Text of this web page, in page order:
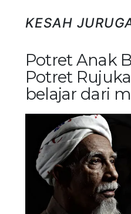
KESAH
Potret Anak
Potret
belajar dari